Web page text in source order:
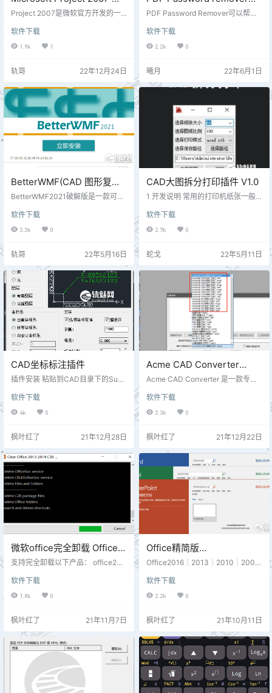
文破解版(甘特图)
Project 2007是微软官方开发的一
简化项目、资源和项目组合管理，
并且帮助你成功跟踪项目。Project
2007相比上一版本功能更加强大，
项目小组并对其工作、计划和资金
性规划、向导和模板，从而提高了
用户的工作效率。 Project 2007中
文破解版激活密钥：DBXYD-TF47
7-46YM4-W74…
软件下载
1.9k 1
轨哥 22年12月24日
v3.1 PDF文件密码移除器(亲
PDF Password Remover可以帮助
者密码”。未能“所有者密码”的PDF
文件是不能被编辑和打印的。PDF P
assword Remover也可以用FileOpe
成。后的文件可以用各种PDF浏览
器(例如Adobe Acrobat Reader)阅
读而无任何限制。 软件特色 PDF P
软件下载
2.2k 0
曦月 22年6月1日
BetterWMF(CAD 图形复制
到 Word) 2021b v7.52 破解
BetterWMF2021破解版是一款可以
到word中的小工具，解决了CAD图
像在不同软件之间无法转换的问
题。而且该软件还支持快速清除aut
义图像尺寸等操作，极大的满足了
用户的操作需求，同时拥有全新的
修改功能，可以按当前的AutoCAD
图形的大小进行比例的缩放，还不
会失真。 另外它还能对图形进行缩
放、旋转，并能根据自己的需要对
不…
软件下载
3.3k 0
轨哥 22年5月16日
CAD大图拆分打印插件 V1.0
1 开发说明 常用的打印机纸张一般
计的图纸尺寸为A3以上的尺寸，需
要将图纸打印出来，就得人工手动
去拆分打印，现在CAD批量打PDF
纸拆分的为A4/A3打印的插件没怎
么见到过。所以编写了这个插件，
用来快速的将需要打印的范围拆分
成A4/A3尺寸的大小，方便快速生
成拼接图纸。 再次说明：回复里面
有很多再说，为什么要做这个拆
分，因为大多数的…
软件下载
2.7k 0
蛇戈 22年5月11日
CAD坐标标注插件
插件安装 粘贴到CAD目录下的Supp
明： 1、下载后解压,将两个文件复
制到CAD的安装目录Support文件夹
令ap,将会弹出一个对话框,点击"启
动组(Startup Suite)"下面的公文包
图标(或"内容"…
软件下载
4k 0
枫叶红了 21年12月28日
Acme CAD Converter
v8.9.8.1510 （CAD版本转换
Acme CAD Converter 是一款专业
软件主要功能： 1、打开查看图形文
件（支持 AutoCAD v2.5-2018 版本
~2013均可） 3、图形文件格式转
换（将图形文件转换为：DXF、WM
F、SVG、HPGL、CGM、EPS 等
矢量格式文件；BMP、GIF、JPE
软件下载
2.3k 0
枫叶红了 21年12月22日
微软office完全卸载 Office
Uninstall 1.8.3 By
支持完全卸载以下产品： office201
9 office2021 用法： 1.勾选要卸载
的office版本 2.点击 uninstall office
软件下载
1.8k 0
枫叶红了 21年11月7日
Office精简版
2003/2007/2010/2013/201
Office2016┊2013┊2010┊2007
软爱好者xb21cn专注绿化精简制
作，包含几大常用组件，支持自动
统32及64位，适合日常使用，如有
特殊需要建议安装原版，精简版无
法保证在系统装有office复杂情况下
使用正常！ 安装即用，自动激活
软件下载
2.2k 0
枫叶红了 21年10月11日